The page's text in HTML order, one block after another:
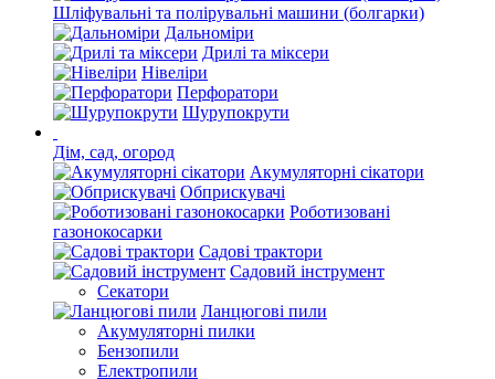
Шліфувальні та полірувальні машини (болгарки)
Дальноміри
Дрилі та міксери
Нівеліри
Перфоратори
Шурупокрути
Дім, сад, огород
Акумуляторні сікатори
Обприскувачі
Роботизовані
газонокосарки
Садові трактори
Садовий інструмент
Секатори
Ланцюгові пили
Акумуляторні пилки
Бензопили
Електропили